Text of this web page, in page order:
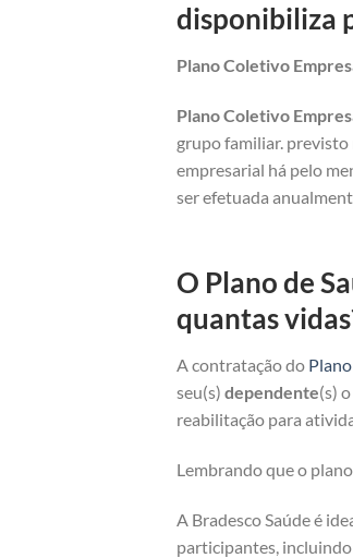
disponibiliza
Plano Coletivo
Plano Coletivo
grupo familiar.
empresarial há pelo
ser efetuada
O Plano de
quantas
A contratação do
seu(s) dependente(s)
reabilitação para
Lembrando que o
A Bradesco Saúde é
participantes, incluindo